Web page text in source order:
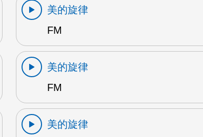
美的旋律
FM
美的旋律
FM
美的旋律